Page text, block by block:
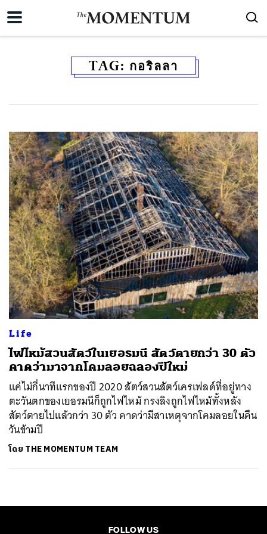
TAG: กอริลลา
Life
ไฟไหม้สวนสัตว์ในเยอรมนี สัตว์ตายกว่า 30 ตัว
คาดว่ามาจากโคมลอยฉลองปีใหม่
แค่ไม่กี่นาทีแรกของปี 2020 สัตว์สวนสัตว์เครเฟลด์ที่อยู่ทาง
ตะวันตกของเยอรมนีก็ถูกไฟไหม้ กรงลิงถูกไฟไหม้ทั้งหลัง
สัตว์ตายไปแล้วกว่า 30 ตัว คาดว่ามีสาเหตุจากโคมลอยในคืน
วันข้ามปี
โดย THE MOMENTUM TEAM
FOLLOW US
ค้นหา
SHARE TWEET LINE EMAIL